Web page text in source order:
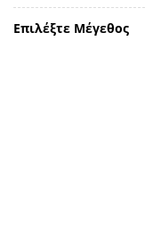
Επιλέξτε Μέγεθος